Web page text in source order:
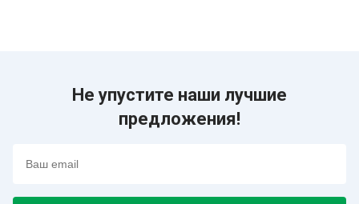
Не упустите наши лучшие
предложения!